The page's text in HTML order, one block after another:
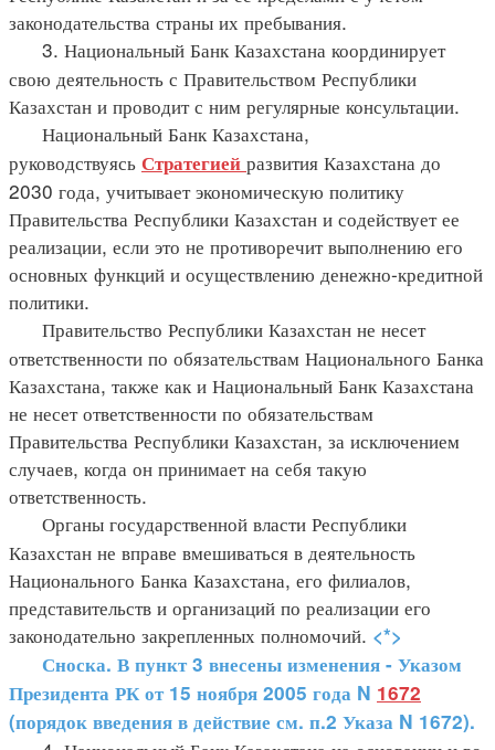
законодательства страны их пребывания.
3. Национальный Банк Казахстана координирует
свою деятельность с Правительством Республики
Казахстан и проводит с ним регулярные консультации.
Национальный Банк Казахстана,
руководствуясь Стратегией развития Казахстана до
2030 года, учитывает экономическую политику
Правительства Республики Казахстан и содействует ее
реализации, если это не противоречит выполнению его
основных функций и осуществлению денежно-кредитной
политики.
Правительство Республики Казахстан не несет
ответственности по обязательствам Национального Банка
Казахстана, также как и Национальный Банк Казахстана
не несет ответственности по обязательствам
Правительства Республики Казахстан, за исключением
случаев, когда он принимает на себя такую
ответственность.
Органы государственной власти Республики
Казахстан не вправе вмешиваться в деятельность
Национального Банка Казахстана, его филиалов,
представительств и организаций по реализации его
законодательно закрепленных полномочий. <*>
Сноска. В пункт 3 внесены изменения - Указом
Президента РК от 15 ноября 2005 года N 1672
(порядок введения в действие см. п.2 Указа N 1672).